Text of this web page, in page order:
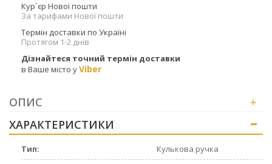
Кур`єр Нової пошти
За тарифами Нової пошти
Термін доставки по Україні
Протягом 1-2 днів
Дізнайтеся точний термін доставки
в Ваше місто уViber
ОПИС
+
ХАРАКТЕРИСТИКИ
Тип:
Кулькова ручка